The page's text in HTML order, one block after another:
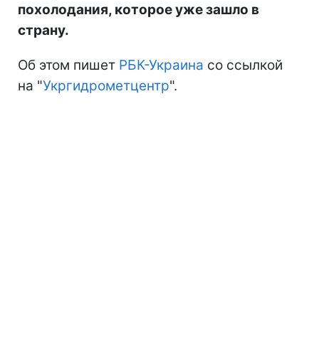
похолодания, которое уже зашло в
страну.
Об этом пишет РБК-Украина со ссылкой
на "Укргидрометцентр".